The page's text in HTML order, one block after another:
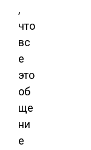
,
что
вс
е
это
об
ще
ни
е